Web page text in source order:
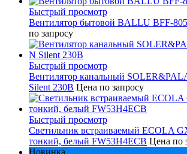
Быстрый просмотр
Вентилятор бытовой BALLU BFF-
по запросу
Быстрый просмотр
Вентилятор канальный
Silent 230В Цена по запросу
Быстрый просмотр
Светильник встраиваемый ECOLA
тонкий, белый FW53H4ECB Цена по
Новинка